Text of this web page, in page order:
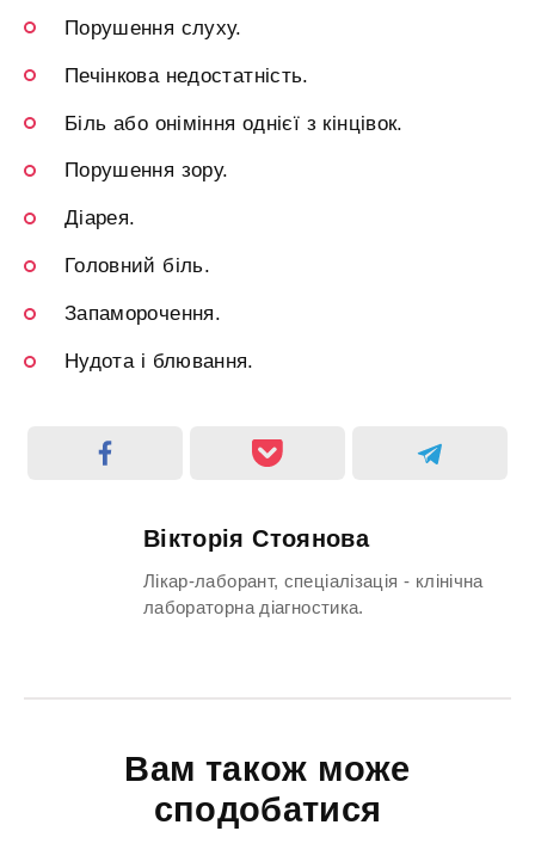
Порушення слуху.
Печінкова недостатність.
Біль або оніміння однієї з кінцівок.
Порушення зору.
Діарея.
Головний біль.
Запаморочення.
Нудота і блювання.
Вікторія Стоянова
Лікар-лаборант, спеціалізація - клінічна
лабораторна діагностика.
Вам також може
сподобатися